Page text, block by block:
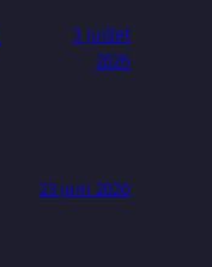
3 juillet
2026
23 juin 2026